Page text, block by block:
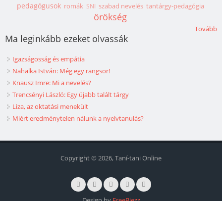
pedagógusok romák SNI szabad nevelés tantárgy-pedagógia
örökség
Tovább
Ma leginkább ezeket olvassák
Igazságosság és empátia
Nahalka István: Még egy rangsor!
Knausz Imre: Mi a nevelés?
Trencsényi László: Egy újabb talált tárgy
Liza, az oktatási menekült
Miért eredménytelen nálunk a nyelvtanulás?
Copyright © 2026, Taní-tani Online